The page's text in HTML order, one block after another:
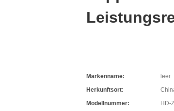
Markenname:
leer
Herkunftsort:
Modellnummer:
HD-